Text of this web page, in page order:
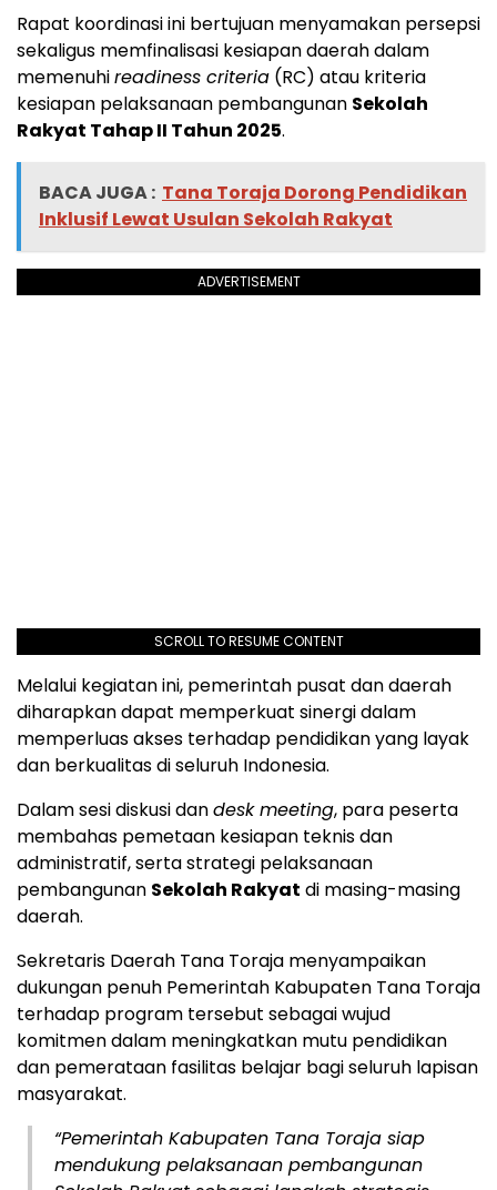
Rapat koordinasi ini bertujuan menyamakan persepsi
sekaligus memfinalisasi kesiapan daerah dalam
memenuhireadiness criteria (RC) atau kriteria
kesiapan pelaksanaan pembangunan Sekolah
Rakyat Tahap II Tahun 2025.
BACA JUGA : Tana Toraja Dorong Pendidikan
Inklusif Lewat Usulan Sekolah Rakyat
ADVERTISEMENT
SCROLL TO RESUME CONTENT
Melalui kegiatan ini, pemerintah pusat dan daerah
diharapkan dapat memperkuat sinergi dalam
memperluas akses terhadap pendidikan yang layak
dan berkualitas di seluruh Indonesia.
Dalam sesi diskusi dandesk meeting, para peserta
membahas pemetaan kesiapan teknis dan
administratif, serta strategi pelaksanaan
pembangunan Sekolah Rakyat di masing-masing
daerah.
Sekretaris Daerah Tana Toraja menyampaikan
dukungan penuh Pemerintah Kabupaten Tana Toraja
terhadap program tersebut sebagai wujud
komitmen dalam meningkatkan mutu pendidikan
dan pemerataan fasilitas belajar bagi seluruh lapisan
masyarakat.
“Pemerintah Kabupaten Tana Toraja siap
mendukung pelaksanaan pembangunan